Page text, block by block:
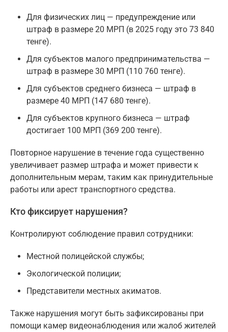
Для физических лиц — предупреждение или
штраф в размере 20 МРП (в 2025 году это 73 840
тенге).
Для субъектов малого предпринимательства —
штраф в размере 30 МРП (110 760 тенге).
Для субъектов среднего бизнеса — штраф в
размере 40 МРП (147 680 тенге).
Для субъектов крупного бизнеса — штраф
достигает 100 МРП (369 200 тенге).
Повторное нарушение в течение года существенно
увеличивает размер штрафа и может привести к
дополнительным мерам, таким как принудительные
работы или арест транспортного средства.
Кто фиксирует нарушения?
Контролируют соблюдение правил сотрудники:
Местной полицейской службы;
Экологической полиции;
Представители местных акиматов.
Также нарушения могут быть зафиксированы при
помощи камер видеонаблюдения или жалоб жителей